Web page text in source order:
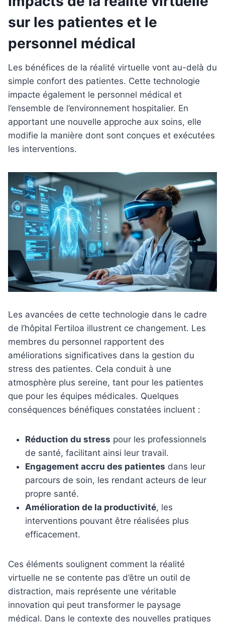
sur les patientes et le
personnel médical
Les bénéfices de la réalité virtuelle vont au-delà du
simple confort des patientes. Cette technologie
impacte également le personnel médical et
l’ensemble de l’environnement hospitalier. En
apportant une nouvelle approche aux soins, elle
modifie la manière dont sont conçues et exécutées
les interventions.
Les avancées de cette technologie dans le cadre
de l’hôpital Fertiloa illustrent ce changement. Les
membres du personnel rapportent des
améliorations significatives dans la gestion du
stress des patientes. Cela conduit à une
atmosphère plus sereine, tant pour les patientes
que pour les équipes médicales. Quelques
conséquences bénéfiques constatées incluent :
Réduction du stress pour les professionnels
de santé, facilitant ainsi leur travail.
Engagement accru des patientes dans leur
parcours de soin, les rendant acteurs de leur
propre santé.
Amélioration de la productivité, les
interventions pouvant être réalisées plus
efficacement.
Ces éléments soulignent comment la réalité
virtuelle ne se contente pas d’être un outil de
distraction, mais représente une véritable
innovation qui peut transformer le paysage
médical. Dans le contexte des nouvelles pratiques